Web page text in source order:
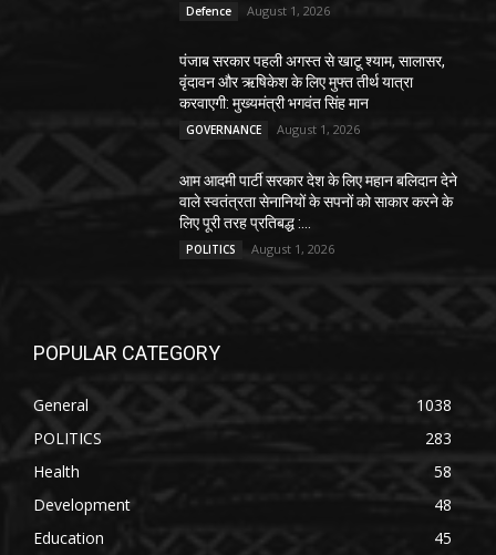
Defence August 1, 2026
पंजाब सरकार पहली अगस्त से खाटू श्याम, सालासर,
वृंदावन और ऋषिकेश के लिए मुफ्त तीर्थ यात्रा
करवाएगी: मुख्यमंत्री भगवंत सिंह मान
GOVERNANCE August 1, 2026
आम आदमी पार्टी सरकार देश के लिए महान बलिदान देने
वाले स्वतंत्रता सेनानियों के सपनों को साकार करने के
लिए पूरी तरह प्रतिबद्ध :...
POLITICS August 1, 2026
POPULAR CATEGORY
General
1038
POLITICS
283
Health
58
Development
48
Education
45